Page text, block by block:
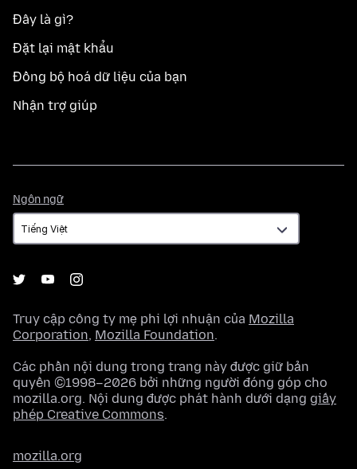
Đây là gì?
Đặt lại mật khẩu
Đồng bộ hoá dữ liệu của bạn
Nhận trợ giúp
Ngôn ngữ
ngữ
Truy cập công ty mẹ phi lợi nhuận của Mozilla
Corporation, Mozilla Foundation.
Các phần nội dung trong trang này được giữ bản
quyền ©1998–2026 bởi những người đóng góp cho
mozilla.org. Nội dung được phát hành dưới dạng giấy
phép Creative Commons.
mozilla.org